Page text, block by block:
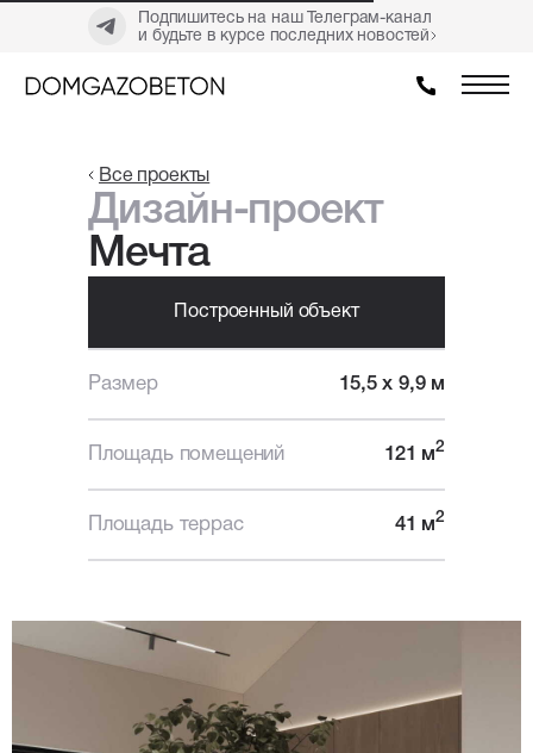
Подпишитесь на наш Телеграм-канал
и будьте в курсе последних новостей
Все проекты
Дизайн-проект
Мечта
Построенный объект
Размер 15,5 х 9,9 м
Площадь помещений 121 м2
Площадь террас 41 м2